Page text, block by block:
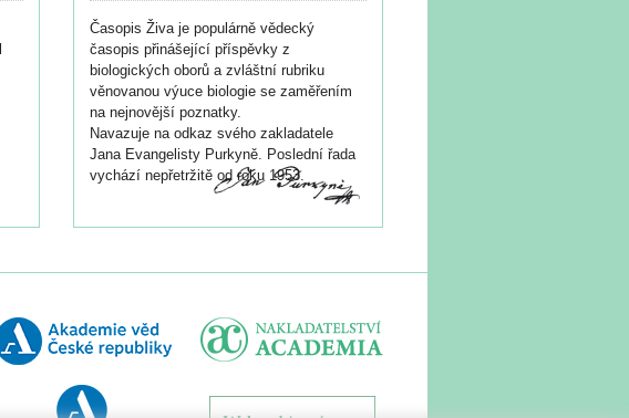
Časopis Živa je populárně vědecký
časopis přinášející příspěvky z
biologických oborů a zvláštní rubriku
věnovanou výuce biologie se zaměřením
na nejnovější poznatky.
Navazuje na odkaz svého zakladatele
Jana Evangelisty Purkyně. Poslední řada
vychází nepřetržitě od roku 1953.